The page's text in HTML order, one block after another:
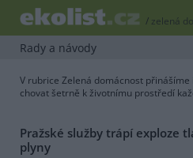
/ zelená
Rady a návody
V rubrice Zelená domácnost
chovat šetrně k životnímu prostředí
Pražské služby trápí exploze
plyny